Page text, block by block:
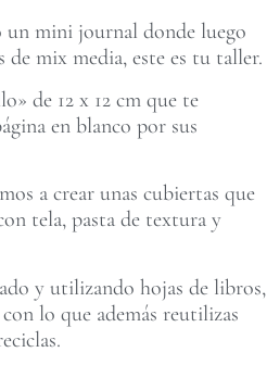
un mini journal donde luego
de mix media, este es tu taller.
de 12 x 12 cm que te
en blanco por sus
a crear unas cubiertas que
tela, pasta de textura y
y utilizando hojas de libros,
lo que además reutilizas